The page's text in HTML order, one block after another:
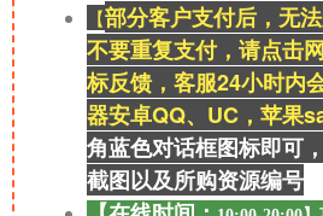
【部分客户支付后，无
不要重复支付，请点击
标反馈，客服24小时内
器安卓QQ、UC，苹果
角蓝色对话框图标即可
截图以及所购资源编号